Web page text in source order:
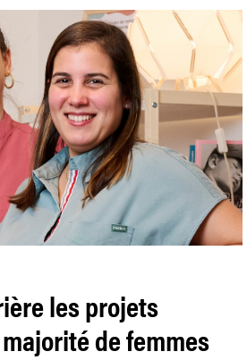
les projets
de femmes